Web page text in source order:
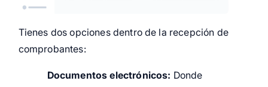
en tu contabilidad.
Descubre más
Tienes dos opciones dentro de la recepción de
comprobantes:
Documentos electrónicos: Donde